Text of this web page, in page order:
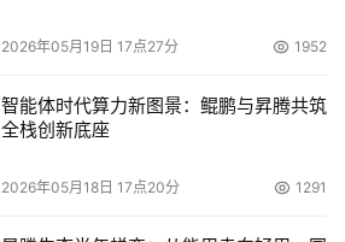
2026年05月19日 17点27分 1952
智能体时代算力新图景：鲲鹏与昇腾共筑
全栈创新底座
2026年05月18日 17点20分 1291